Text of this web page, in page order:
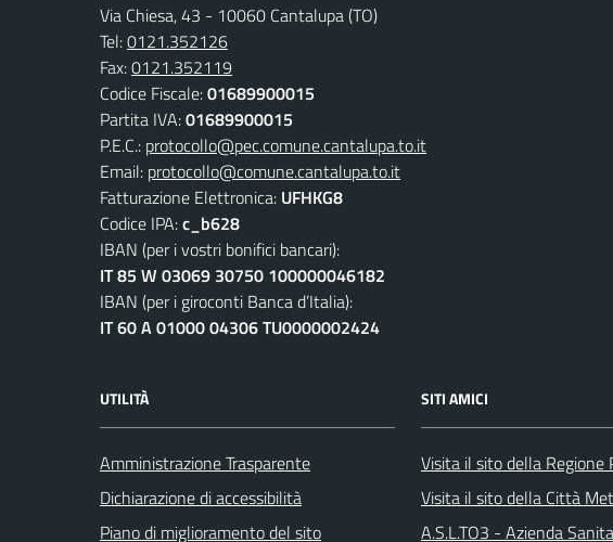
Via Chiesa, 43 - 10060 Cantalupa (TO)
Tel:0121.352126
Fax:0121.352119
Codice Fiscale:01689900015
Partita IVA:01689900015
P.E.C.: protocollo@pec.comune.cantalupa.to.it
Email: protocollo@comune.cantalupa.to.it
Fatturazione Elettronica: UFHKG8
Codice IPA:c_b628
IBAN (per i vostri bonifici bancari):
IT 85 W 03069 30750 100000046182
IBAN (per i giroconti Banca d’Italia):
IT 60 A 01000 04306 TU0000002424
UTILITÀ
Amministrazione Trasparente
Dichiarazione di accessibilità
Piano di miglioramento del sito
SITI AMICI
Visita il sito della Regione
Visita il sito della Città
A.S.L.TO3 - Azienda